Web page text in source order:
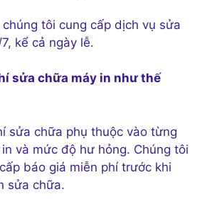
chúng tôi cung cấp dịch vụ sửa
kể cả ngày lễ.
sửa chữa máy in như thế
sửa chữa phụ thuộc vào từng
và mức độ hư hỏng. Chúng tôi
báo giá miễn phí trước khi
sửa chữa.